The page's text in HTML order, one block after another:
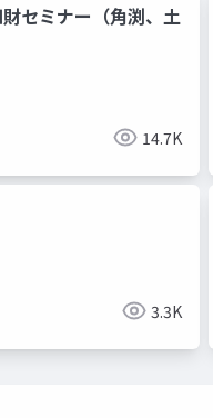
セミナー（角渕、土
14.7K
3.3K